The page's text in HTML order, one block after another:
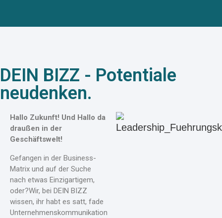
DEIN BIZZ - Potentiale
neudenken.
Hallo Zukunft! Und Hallo da
draußen in der
Geschäftswelt!
Gefangen in der Business-
Matrix und auf der Suche
nach etwas Einzigartigem,
oder?Wir, bei DEIN BIZZ
wissen, ihr habt es satt, fade
Unternehmenskommunikation